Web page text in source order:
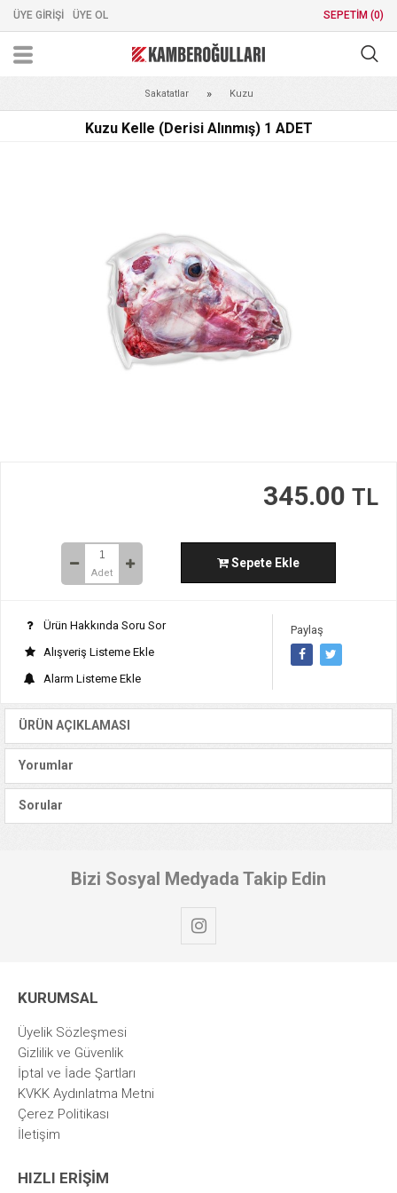
ÜYE GİRİŞİ ÜYE OL SEPETİM (0)
Sakatatlar Kuzu
Kuzu Kelle (Derisi Alınmış) 1 ADET
345.00 TL
Adet
Sepete Ekle
Ürün Hakkında Soru Sor
Alışveriş Listeme Ekle
Alarm Listeme Ekle
Paylaş
ÜRÜN AÇIKLAMASI
Yorumlar
Sorular
Bizi Sosyal Medyada Takip Edin
KURUMSAL
Üyelik Sözleşmesi
Gizlilik ve Güvenlik
İptal ve İade Şartları
KVKK Aydınlatma Metni
Çerez Politikası
İletişim
HIZLI ERİŞİM